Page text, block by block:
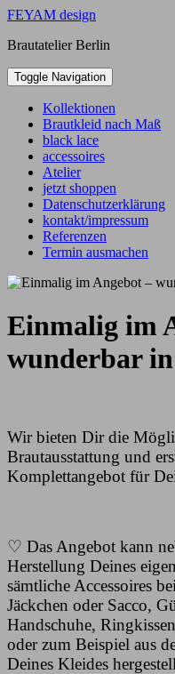
Skip
content
FEYAM design
Brautatelier Berlin
Toggle Navigation
Kollektionen
Brautkleid nach Maß
black lace
accessoires
Atelier
jetzt shoppen
Datenschutzerklärung
kontakt/impressum
Referenzen
Termin ausmachen
Einmalig im
wunderbar
Wir bieten Dir die
Brautausstattung und
Komplettangebot für
♡ Das Angebot kann
Herstellung Deines
sämtliche Accessoires
Jäckchen oder Sacco,
Handschuhe,
oder zum Beispiel aus
Deines Kleides